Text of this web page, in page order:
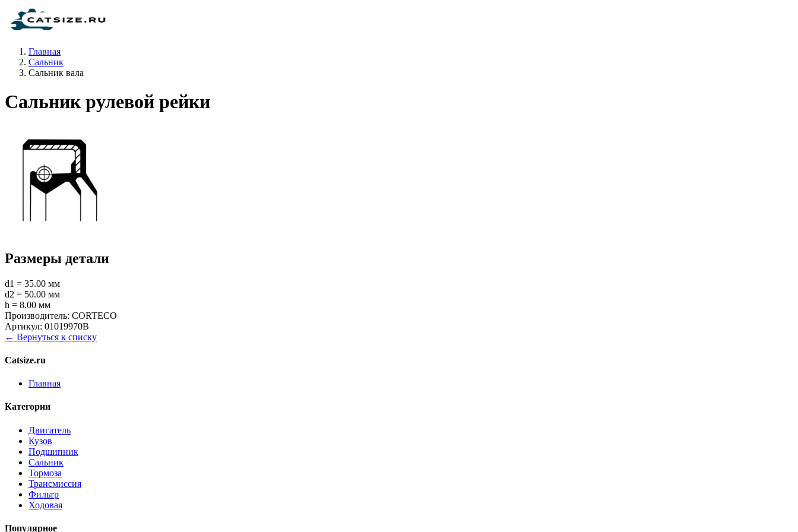
Главная
Сальник
Сальник вала
Сальник рулевой рейки
Размеры детали
d1 = 35.00 мм
d2 = 50.00 мм
h = 8.00 мм
Производитель: CORTECO
Артикул: 01019970B
← Вернуться к списку
Catsize.ru
Главная
Категории
Двигатель
Кузов
Подшипник
Сальник
Тормоза
Трансмиссия
Фильтр
Ходовая
Популярное